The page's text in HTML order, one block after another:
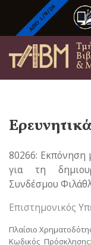
&
80266: Εκπόνηση
για τη
Συνδέσμου
Επιστημονικός
Πλαίσιο
Κωδικός